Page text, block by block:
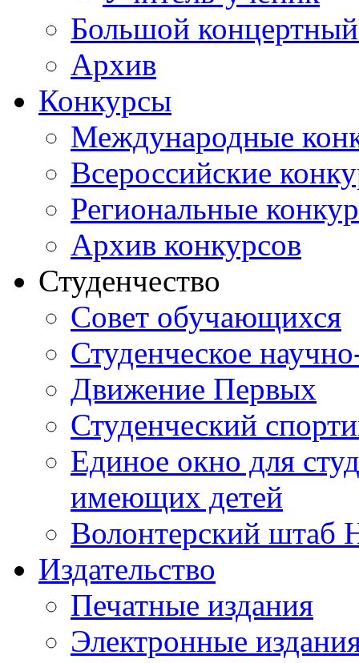
Большой концертный
Архив
Конкурсы
Международные
Всероссийские
Региональные
Архив конкурсов
Студенчество
Совет обучающихся
Студенческое
Движение Первых
Студенческий
Единое окно для
имеющих детей
Волонтерский штаб
Издательство
Печатные издания
Электронные